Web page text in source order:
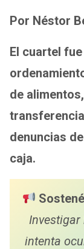
at
s
A
p
p
tt
er
Por Néstor
El cuartel
de
denuncias
caja.
Investigar
intenta